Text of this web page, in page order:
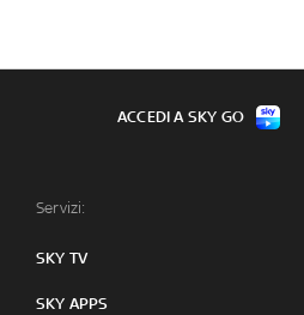
Servizi:
SKY TV
SKY APPS
ACCEDI A SKY GO